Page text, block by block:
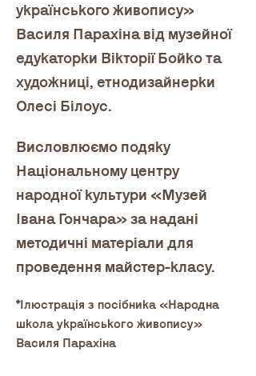
українського живопису»
Василя Парахіна від музейної
едукаторки Вікторії Бойко та
художниці, етнодизайнерки
Олесі Білоус.
Висловлюємо подяку
Національному центру
народної культури «Музей
Івана Гончара» за надані
методичні матеріали для
проведення майстер-класу.
*Ілюстрація з посібника «Народна
школа українського живопису»
Василя Парахіна